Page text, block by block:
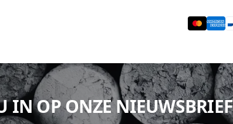
IN OP ONZE NIEUWSBRIEF